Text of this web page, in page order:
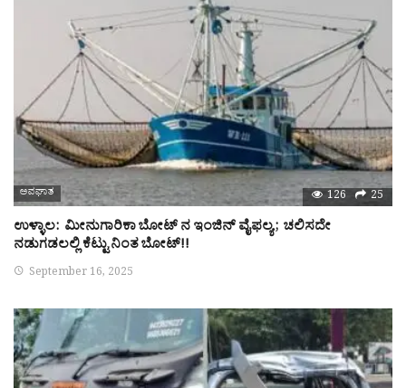
ಅಪಘಾತ 126 25
ಉಳ್ಳಾಲ: ಮೀನುಗಾರಿಕಾ ಬೋಟ್ ನ ಇಂಜಿನ್ ವೈಫಲ್ಯ ; ಚಲಿಸದೇ
ನಡುಗಡಲಲ್ಲಿ ಕೆಟ್ಟು ನಿಂತ ಬೋಟ್!!
September 16, 2025